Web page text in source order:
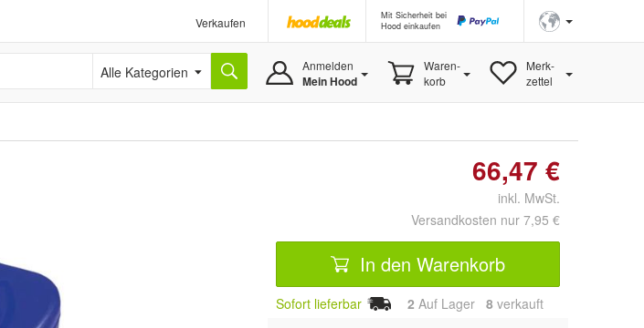
Verkaufen
Mit Sicherheit bei
Hood einkaufen
Alle Kategorien Anmelden
Mein Hood
Waren-
korb
Merk-
zettel
66,47 €
inkl. MwSt.
Versandkosten nur 7,95 €
In den Warenkorb
Sofort lieferbar 2 Auf Lager 8 verkauft